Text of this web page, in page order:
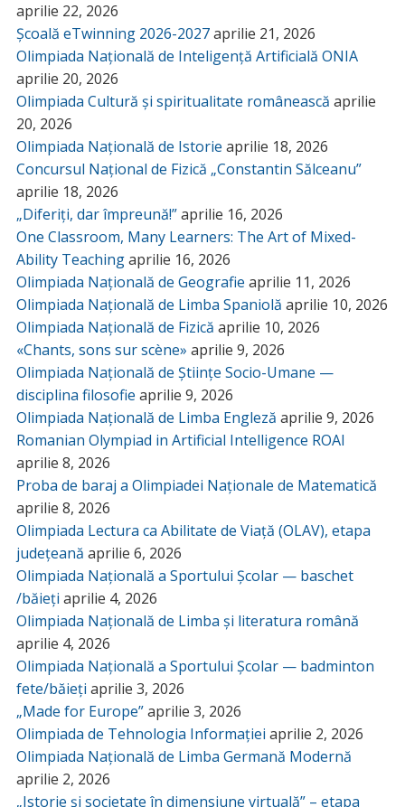
aprilie 22, 2026
Școală eTwinning 2026-2027aprilie 21, 2026
Olimpiada Națională de Inteligență Artificială ONIA
aprilie 20, 2026
Olimpiada Cultură și spiritualitate românească aprilie
20, 2026
Olimpiada Națională de Istorie aprilie 18, 2026
Concursul Național de Fizică „Constantin Sălceanu”
aprilie 18, 2026
„Diferiți, dar împreună!”aprilie 16, 2026
One Classroom, Many Learners: The Art of Mixed-
Ability Teachingaprilie 16, 2026
Olimpiada Națională de Geografie aprilie 11, 2026
Olimpiada Națională de Limba Spaniolă aprilie 10, 2026
Olimpiada Națională de Fizică aprilie 10, 2026
«Chants, sons sur scène» aprilie 9, 2026
Olimpiada Națională de Științe Socio-Umane —
disciplina filosofie aprilie 9, 2026
Olimpiada Națională de Limba Engleză aprilie 9, 2026
Romanian Olympiad in Artificial Intelligence ROAI
aprilie 8, 2026
Proba de baraj a Olimpiadei Naționale de Matematică
aprilie 8, 2026
Olimpiada Lectura ca Abilitate de Viață (OLAV), etapa
județeană aprilie 6, 2026
Olimpiada Națională a Sportului Școlar — baschet
/băieți aprilie 4, 2026
Olimpiada Națională de Limba și literatura română
aprilie 4, 2026
Olimpiada Națională a Sportului Școlar — badminton
fete/băieți aprilie 3, 2026
„Made for Europe”aprilie 3, 2026
Olimpiada de Tehnologia Informației aprilie 2, 2026
Olimpiada Națională de Limba Germană Modernă
aprilie 2, 2026
„Istorie și societate în dimensiune virtuală” – etapa